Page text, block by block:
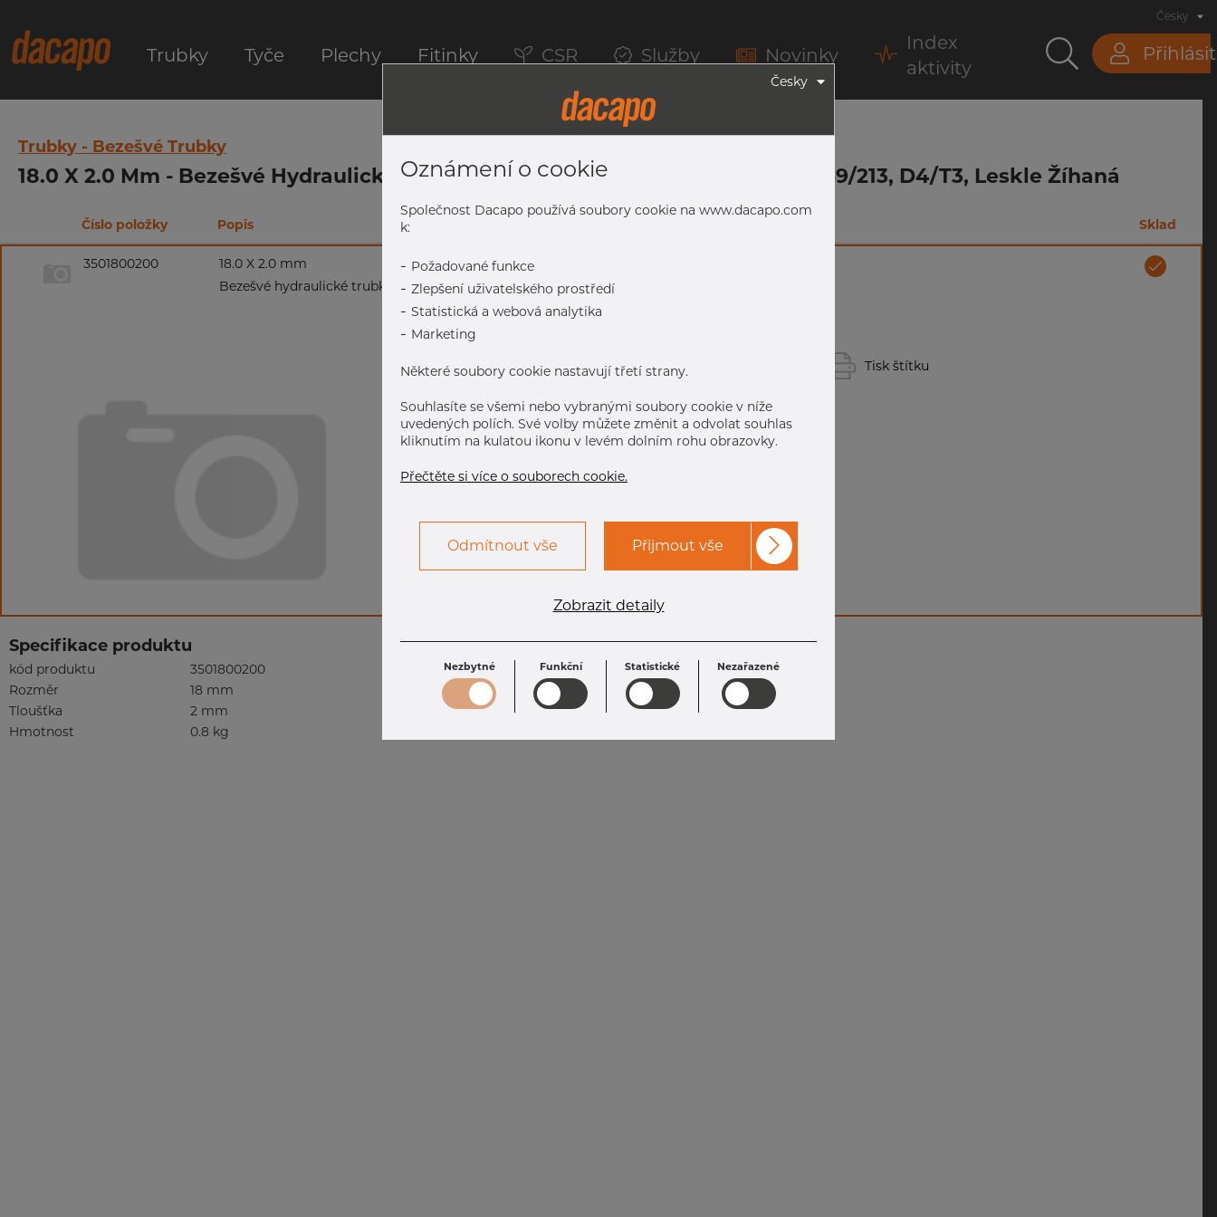
Trubky Tyče Plechy Fitinky CSR Služby Novinky
Index
aktivity
Přihlásit
Česky
Trubky - Bezešvé Trubky
18.0 X 2.0 Mm - Bezešvé Hydraulické Trubky, 1.4401/4 316/L, EN10216-5 TC2, A269/213, D4/T3, Leskle Žíhaná
Číslo položky Popis Sklad
3501800200
18.0 X 2.0 mm
Bezešvé hydraulické trubky, 1.4401/4 316/L, EN10216-5 TC2, A269/213, D4/T3, leskle žíhaná
Tisk štítku
Specifikace produktu
kód produktu
3501800200
Rozměr
18 mm
Tloušťka
2 mm
Hmotnost
0.8 kg
Česky
Oznámení o cookie
Společnost Dacapo používá soubory cookie na www.dacapo.com
k:
- Požadované funkce
- Zlepšení uživatelského prostředí
- Statistická a webová analytika
- Marketing
Některé soubory cookie nastavují třetí strany.
Souhlasíte se všemi nebo vybranými soubory cookie v níže
uvedených polích. Své volby můžete změnit a odvolat souhlas
kliknutím na kulatou ikonu v levém dolním rohu obrazovky.
Přečtěte si více o souborech cookie.
Odmítnout vše Přijmout vše
Zobrazit detaily
Nezbytné Funkční Statistické Nezařazené